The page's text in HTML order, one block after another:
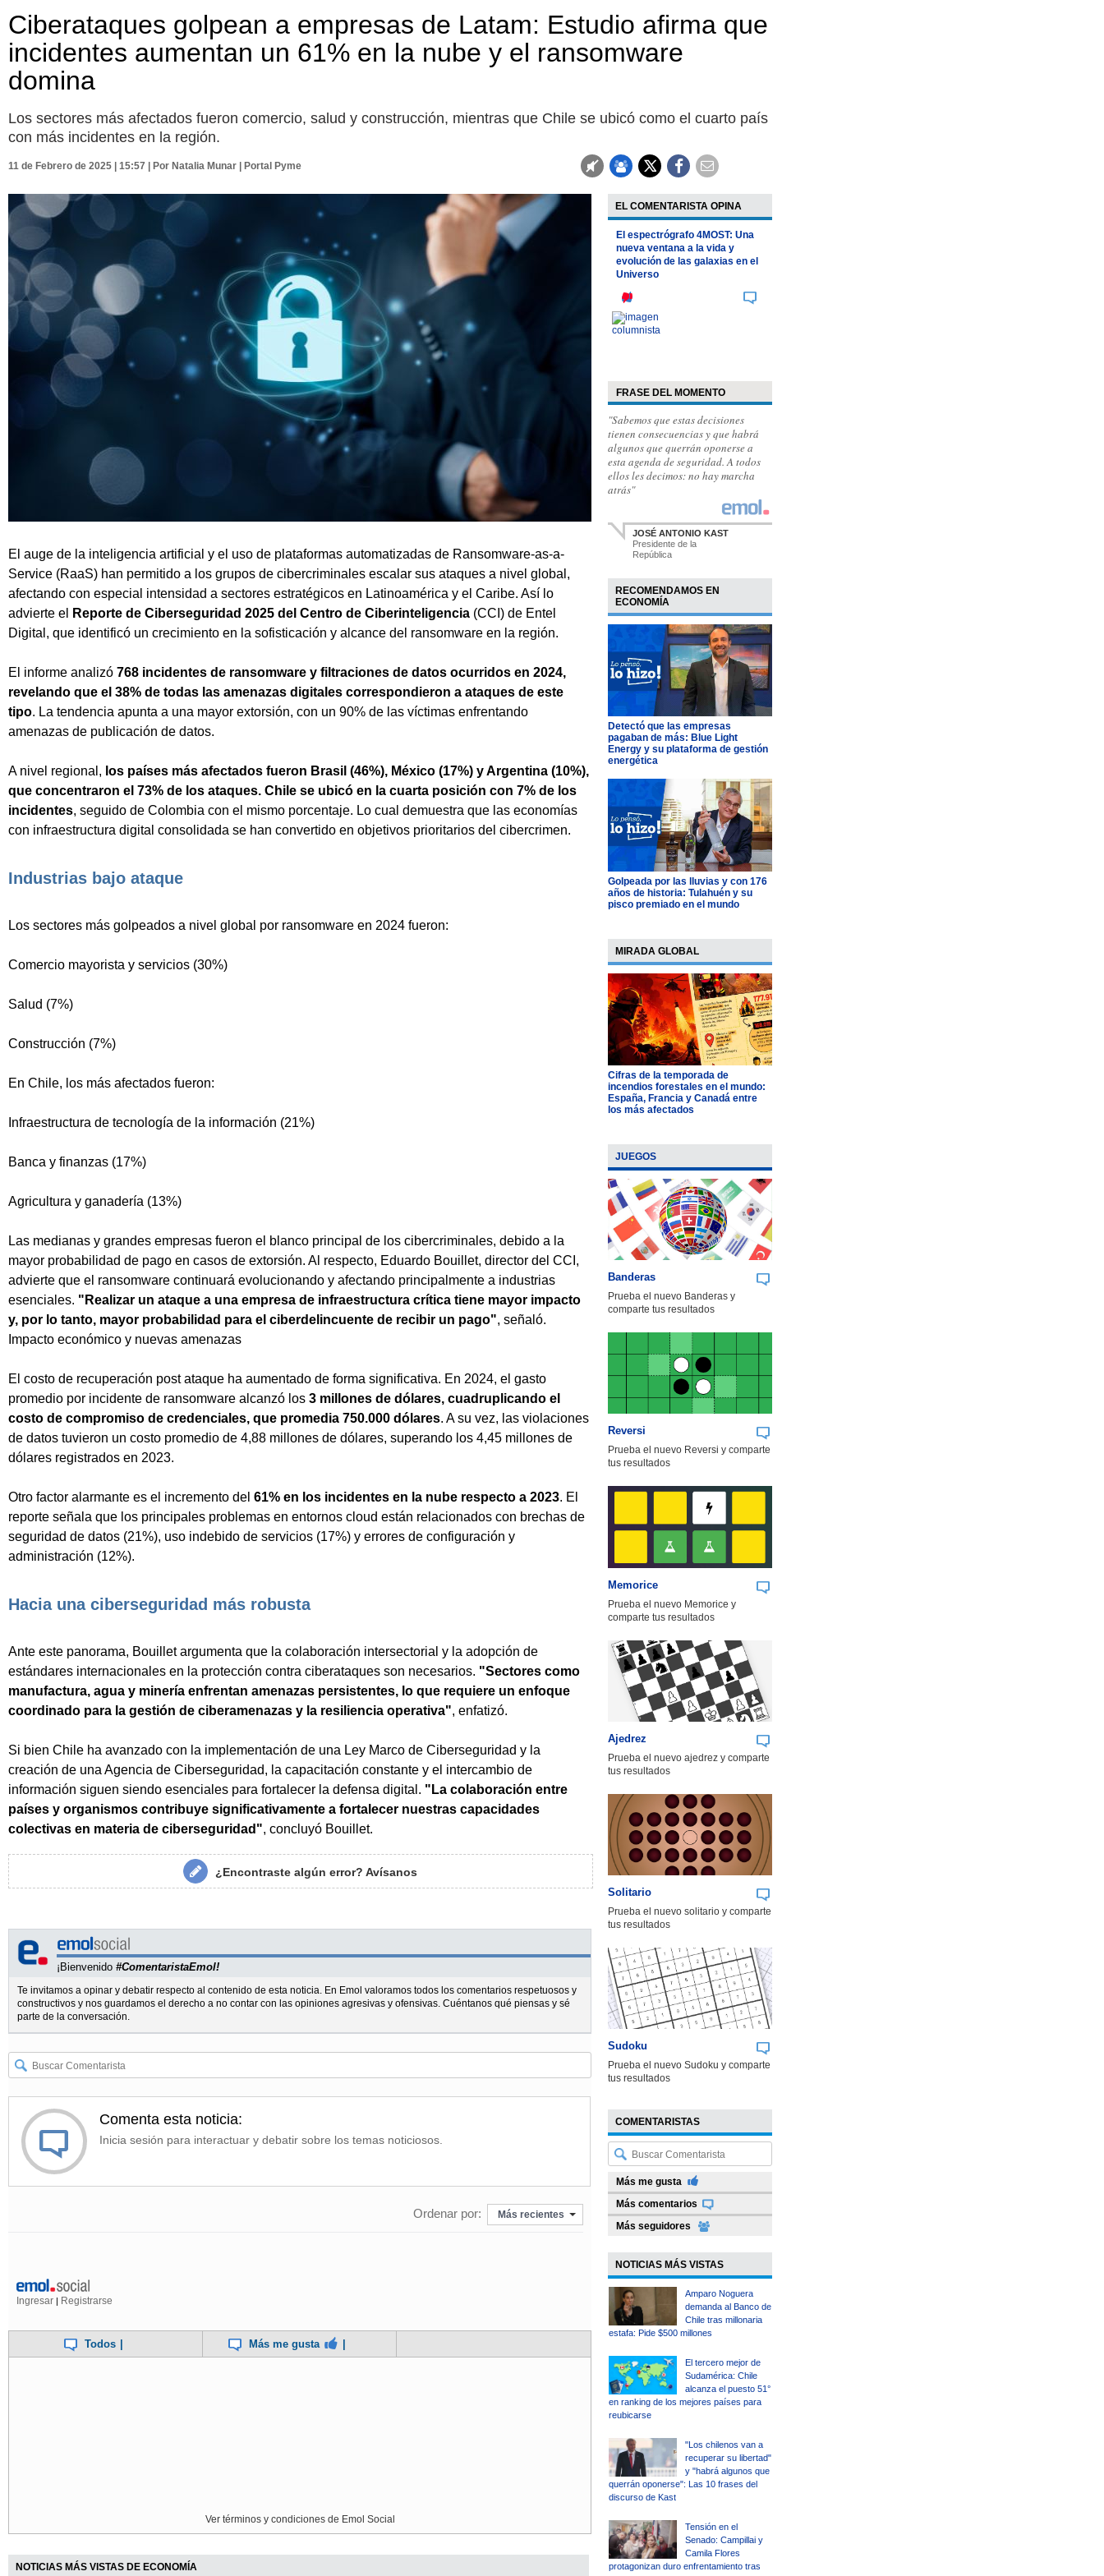
Ciberataques golpean a empresas de Latam: Estudio afirma que
incidentes aumentan un 61% en la nube y el ransomware
domina
Los sectores más afectados fueron comercio, salud y construcción, mientras que Chile se ubicó como el cuarto país
con más incidentes en la región.
11 de Febrero de 2025 | 15:57 | Por Natalia Munar | Portal Pyme
El auge de la inteligencia artificial y el uso de plataformas automatizadas de Ransomware-as-a-
Service (RaaS) han permitido a los grupos de cibercriminales escalar sus ataques a nivel global,
afectando con especial intensidad a sectores estratégicos en Latinoamérica y el Caribe. Así lo
advierte el
Reporte de Ciberseguridad 2025 del Centro de Ciberinteligencia (CCI) de Entel
Digital, que identificó un crecimiento en la sofisticación y alcance del ransomware en la región.
El informe analizó 768 incidentes de ransomware y filtraciones de datos ocurridos en 2024,
revelando que el 38% de todas las amenazas digitales correspondieron a ataques de este
tipo. La tendencia apunta a una mayor extorsión, con un 90% de las víctimas enfrentando
amenazas de publicación de datos.
A nivel regional, los países más afectados fueron Brasil (46%), México (17%) y Argentina (10%),
que concentraron el 73% de los ataques. Chile se ubicó en la cuarta posición con 7% de los
incidentes, seguido de Colombia con el mismo porcentaje. Lo cual demuestra que las economías
con infraestructura digital consolidada se han convertido en objetivos prioritarios del cibercrimen.
Industrias bajo ataque
Los sectores más golpeados a nivel global por ransomware en 2024 fueron:
Comercio mayorista y servicios (30%)
Salud (7%)
Construcción (7%)
En Chile, los más afectados fueron:
Infraestructura de tecnología de la información (21%)
Banca y finanzas (17%)
Agricultura y ganadería (13%)
Las medianas y grandes empresas fueron el blanco principal de los cibercriminales, debido a la
mayor probabilidad de pago en casos de extorsión. Al respecto, Eduardo Bouillet, director del CCI,
advierte que el ransomware continuará evolucionando y afectando principalmente a industrias
esenciales. "Realizar un ataque a una empresa de infraestructura crítica tiene mayor impacto
y, por lo tanto, mayor probabilidad para el ciberdelincuente de recibir un pago", señaló.
Impacto económico y nuevas amenazas
El costo de recuperación post ataque ha aumentado de forma significativa. En 2024, el gasto
promedio por incidente de ransomware alcanzó los 3 millones de dólares, cuadruplicando el
costo de compromiso de credenciales, que promedia 750.000 dólares. A su vez, las violaciones
de datos tuvieron un costo promedio de 4,88 millones de dólares, superando los 4,45 millones de
dólares registrados en 2023.
Otro factor alarmante es el incremento del 61% en los incidentes en la nube respecto a 2023. El
reporte señala que los principales problemas en entornos cloud están relacionados con brechas de
seguridad de datos (21%), uso indebido de servicios (17%) y errores de configuración y
administración (12%).
Hacia una ciberseguridad más robusta
Ante este panorama, Bouillet argumenta que la colaboración intersectorial y la adopción de
estándares internacionales en la protección contra ciberataques son necesarios. "Sectores como
manufactura, agua y minería enfrentan amenazas persistentes, lo que requiere un enfoque
coordinado para la gestión de ciberamenazas y la resiliencia operativa", enfatizó.
Si bien Chile ha avanzado con la implementación de una Ley Marco de Ciberseguridad y la
creación de una Agencia de Ciberseguridad, la capacitación constante y el intercambio de
información siguen siendo esenciales para fortalecer la defensa digital. "La colaboración entre
países y organismos contribuye significativamente a fortalecer nuestras capacidades
colectivas en materia de ciberseguridad", concluyó Bouillet.
¿Encontraste algún error?Avísanos
¡Bienvenido #ComentaristaEmol!
Te invitamos a opinar y debatir respecto al contenido de esta noticia. En Emol valoramos todos los comentarios respetuosos y
constructivos y nos guardamos el derecho a no contar con las opiniones agresivas y ofensivas. Cuéntanos qué piensas y sé
parte de la conversación.
Comenta esta noticia:
Inicia sesión para interactuar y debatir sobre los temas noticiosos.
Ordenar por: Más recientes
Ingresar Registrarse
Todos Más me gusta
Ver términos y condiciones de Emol Social
NOTICIAS MÁS VISTAS DE ECONOMÍA
EL COMENTARISTA OPINA
El espectrógrafo 4MOST: Una
nueva ventana a la vida y
evolución de las galaxias en el
Universo
FRASE DEL MOMENTO
"Sabemos que estas decisiones
tienen consecuencias y que habrá
algunos que querrán oponerse a
esta agenda de seguridad. A todos
ellos les decimos: no hay marcha
atrás"
JOSÉ ANTONIO KAST
Presidente de la
República
RECOMENDAMOS EN
ECONOMÍA
Detectó que las empresas
pagaban de más: Blue Light
Energy y su plataforma de gestión
energética
Golpeada por las lluvias y con 176
años de historia: Tulahuén y su
pisco premiado en el mundo
MIRADA GLOBAL
Cifras de la temporada de
incendios forestales en el mundo:
España, Francia y Canadá entre
los más afectados
JUEGOS
Banderas
Prueba el nuevo Banderas y
comparte tus resultados
Reversi
Prueba el nuevo Reversi y comparte
tus resultados
Memorice
Prueba el nuevo Memorice y
comparte tus resultados
Ajedrez
Prueba el nuevo ajedrez y comparte
tus resultados
Solitario
Prueba el nuevo solitario y comparte
tus resultados
Sudoku
Prueba el nuevo Sudoku y comparte
tus resultados
COMENTARISTAS
Más me gusta
Más comentarios
Más seguidores
NOTICIAS MÁS VISTAS
Amparo Noguera
demanda al Banco de
Chile tras millonaria
estafa: Pide $500 millones
El tercero mejor de
Sudamérica: Chile
alcanza el puesto 51°
en ranking de los mejores países para
reubicarse
"Los chilenos van a
recuperar su libertad"
y "habrá algunos que
querrán oponerse": Las 10 frases del
discurso de Kast
Tensión en el
Senado: Campillai y
Camila Flores
protagonizan duro enfrentamiento tras